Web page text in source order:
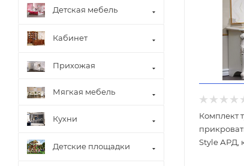
Комплект
Style АРД,
Детская мебель
Кабинет
Прихожая
Мягкая мебель
Кухни
Детские площадки